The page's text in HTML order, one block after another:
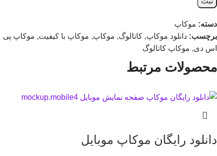
دسته: موکاپ
برچسب: دانلود موکاپ, کاتالوگ, موکاپ, موکاپ با کیفیت, موکاپ پی
اس دی, موکاپ کاتالوگ
محصولات مرتبط
دانلود رایگان موکاپ موبایل